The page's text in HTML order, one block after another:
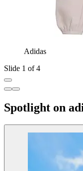
Adidas
Slide 1 of 4
Spotlight on